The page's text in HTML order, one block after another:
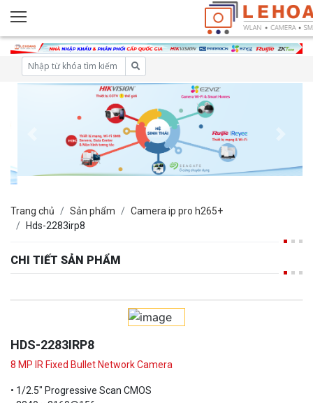
Hds-2283irp8
CHI TIẾT SẢN PHẨM
• 3840 × 2160@15fps